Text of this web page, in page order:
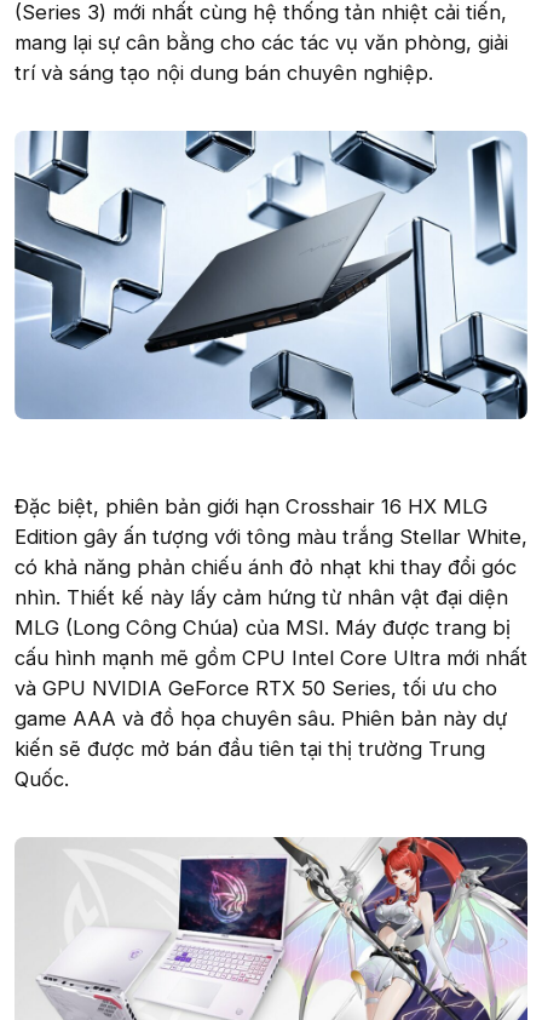
(Series 3) mới nhất cùng hệ thống tản nhiệt cải tiến,
mang lại sự cân bằng cho các tác vụ văn phòng, giải
trí và sáng tạo nội dung bán chuyên nghiệp.
Đặc biệt, phiên bản giới hạn Crosshair 16 HX MLG
Edition gây ấn tượng với tông màu trắng Stellar White,
có khả năng phản chiếu ánh đỏ nhạt khi thay đổi góc
nhìn. Thiết kế này lấy cảm hứng từ nhân vật đại diện
MLG (Long Công Chúa) của MSI. Máy được trang bị
cấu hình mạnh mẽ gồm CPU Intel Core Ultra mới nhất
và GPU NVIDIA GeForce RTX 50 Series, tối ưu cho
game AAA và đồ họa chuyên sâu. Phiên bản này dự
kiến sẽ được mở bán đầu tiên tại thị trường Trung
Quốc.